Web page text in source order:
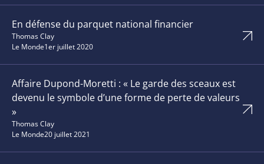
En défense du parquet national financier
Thomas Clay
Le Monde1er juillet 2020
Affaire Dupond-Moretti : « Le garde des sceaux est
devenu le symbole d’une forme de perte de valeurs
»
Thomas Clay
Le Monde20 juillet 2021